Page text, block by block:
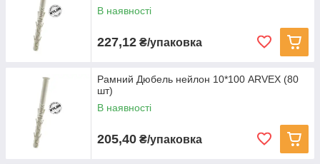
В наявності
227,12 ₴/упаковка
Рамний Дюбель нейлон 10*100 ARVEX (80
шт)
В наявності
205,40 ₴/упаковка